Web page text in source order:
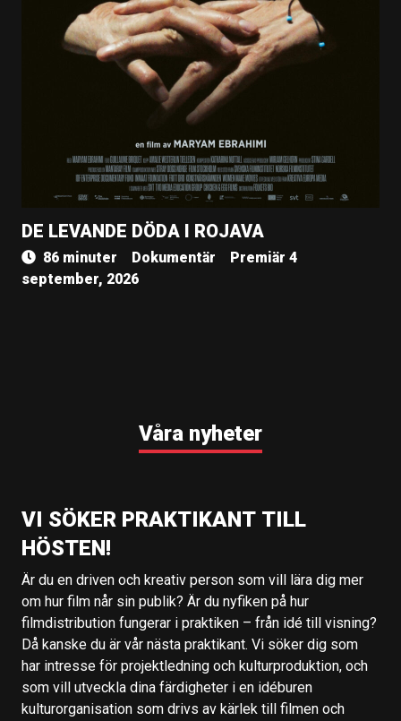
DE LEVANDE DÖDA I ROJAVA
86 minuter Dokumentär
Premiär 4
september, 2026
Våra nyheter
VI SÖKER PRAKTIKANT TILL
HÖSTEN!
Är du en driven och kreativ person som vill lära dig mer
om hur film når sin publik? Är du nyfiken på hur
filmdistribution fungerar i praktiken – från idé till visning?
Då kanske du är vår nästa praktikant. Vi söker dig som
har intresse för projektledning och kulturproduktion, och
som vill utveckla dina färdigheter i en idéburen
kulturorganisation som drivs av kärlek till filmen och